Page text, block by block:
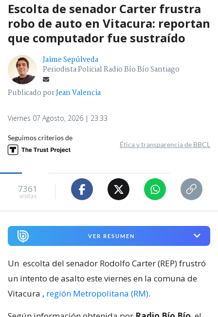
Escolta de senador Carter frustra
robo de auto en Vitacura: reportan
que computador fue sustraído
Jaime Sepúlveda
Periodista Policial Radio Bío Bío Santiago
Publicado porJean Valencia
Viernes 07 Agosto, 2026 | 23:33
Seguimos criterios de
Ética y transparencia de BBCL
7361
visitas
VER RESUMEN
Un escolta del senador Rodolfo Carter (REP) frustró
un intento de asalto este viernes en la comuna de
Vitacura , región Metropolitana (RM).